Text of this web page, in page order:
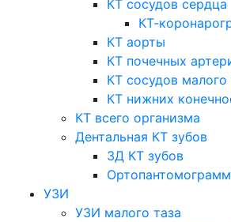
КТ сосудов сердца
КТ-
КТ аорты
КТ почечных
КТ сосудов малого
КТ нижних
КТ всего организма
Дентальная КТ зубов
3Д КТ зубов
УЗИ
УЗИ малого таза